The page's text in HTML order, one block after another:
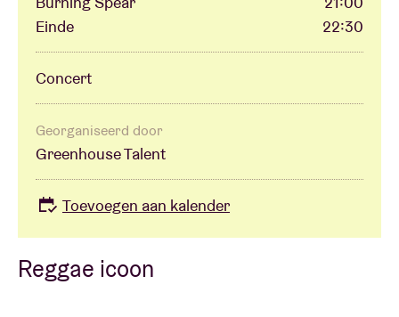
Over AB
Contact
Reggae icoon
Einde
22:30
Concert
Georganiseerd door
Greenhouse Talent
Toevoegen aan kalender